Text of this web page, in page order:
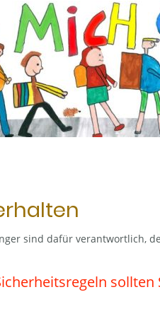
sind dafür verantwortlich,